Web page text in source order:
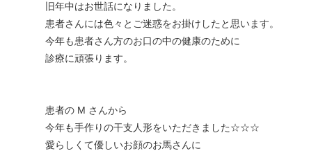
旧年中はお世話になりました。
患者さんには色々とご迷惑をお掛けしたと思います。
今年も患者さん方のお口の中の健康のために
診療に頑張ります。
患者の M さんから
今年も手作りの干支人形をいただきました☆☆☆
愛らしくて優しいお顔のお馬さんに